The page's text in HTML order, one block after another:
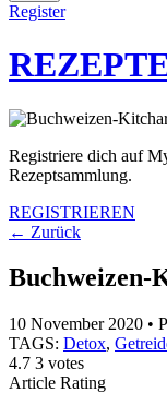
Register
Registriere dich auf
Rezeptsammlung.
REGISTRIEREN
← Zurück
10 November 2020 •
TAGS: Detox,
4.7 3 votes
Article Rating